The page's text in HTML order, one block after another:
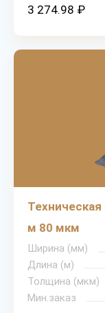
3 274.98 ₽
м 80 мкм
Ширина (мм)
Длина (м)
Толщина (мкм)
Мин.заказ